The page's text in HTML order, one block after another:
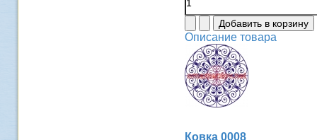
Описание товара
Ковка 0008